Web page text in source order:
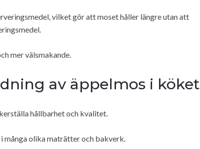
vilket gör att moset håller längre utan att
mer välsmakande.
av äppelmos i köket
hållbarhet och kvalitet.
många olika maträtter och bakverk.